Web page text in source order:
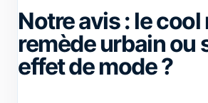
Notre avis : le cool
remède urbain ou
effet de mode ?